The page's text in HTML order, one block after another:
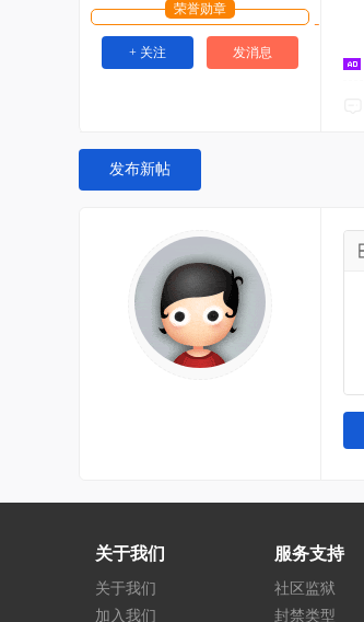
荣誉勋章
+ 关注 发消息
发布新帖
关于我们
关于我们
加入我们
服务支持
社区监狱
封禁类型